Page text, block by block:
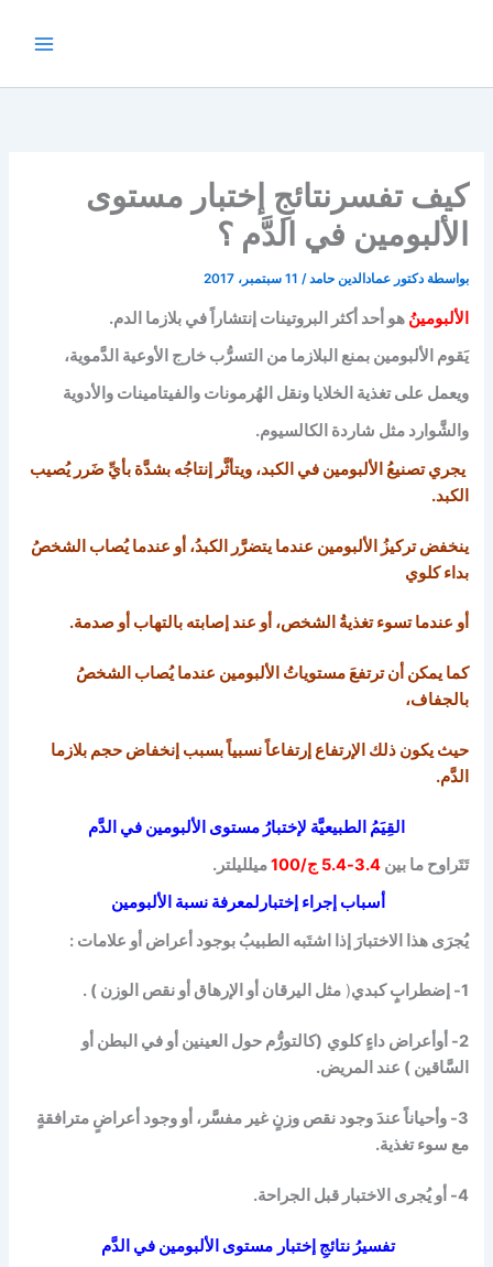
كيف تفسرنتائجِ إختبار مستوى
الألبومين في الدَّم ؟
بواسطة دكتور عمادالدين حامد/ 11 سبتمبر، 2017
الألبومينُهو أحد أكثر البروتينات إنتشاراً في بلازما الدم.
يَقوم الألبومين بمنع البلازما من التسرُّب خارج الأوعية الدَّموية،
ويعمل على تغذية الخلايا ونقل الهُرمونات والفيتامينات والأدوية
والشَّوارد مثل شاردة الكالسيوم.
يجري تصنيعُ الألبومين في الكبد، ويتأثَّر إنتاجُه بشدَّة بأيِّ ضَرر يُصيب
الكبد.
ينخفض تركيزُ الألبومين عندما يتضرَّر الكبدُ، أو عندما يُصاب الشخصُ
بداء كلوي
أو عندما تسوء تغذيةُ الشخص، أو عند إصابته بالتهاب أو صدمة.
كما يمكن أن ترتفعَ مستوياتُ الألبومين عندما يُصاب الشخصُ
بالجفاف،
حيث يكون ذلك الإرتفاع إرتفاعاً نسبياً بسبب إنخفاض حجم بلازما
الدَّم.
القِيَمُ الطبيعيَّة لإختبارُ مستوى الألبومين في الدَّم
تَتَراوح ما بين 3.4-5.4 ج/100
ميلليلتر.
أسباب إجراء إختبار لمعرفة نسبة الألبومين
يُجرَى هذا الاختبارَ إذا اشتَبه الطبيبُ بوجود أعراض أو علامات :
1- إضطرابٍ كبدي (مثل اليرقان أو الإرهاق أو نقص الوزن ) .
2- أوأعراض داءٍ كلوي
(كالتورُّم حول العينين أو في البطن أو
السَّاقين ) عند المريض.
3- وأحياناً عندَ وجود نقص وزنٍ غير مفسَّر، أو وجود أعراضٍ مترافقةٍ
مع سوء تغذية.
4- أو يُجرى الاختبار قبل الجراحة.
تفسيرُ نتائجِ إختبار مستوى الألبومين في الدَّم